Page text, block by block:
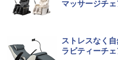
マッサージチェ
ストレスなく
ラビティーチェ